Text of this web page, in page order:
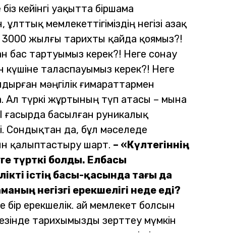
кейінгі уақытта біршама
мемлекеттігіміздің негізі Қазақ
жылғы тарихты қайда қоямыз?!
бас тартуымыз керек?! Неге сонау
күшіне таласпауымыз керек?! Неге
мәңгілік ғимараттармен
Ал түркі жұртының түп атасы – мына
ғасырда басылған руникалық
Сондықтан да, бұл мәселеде
қалыптастыру шарт. – «Күлтегіннің
түрткі болды. Елбасы
істің басы-қасында тағы да
негізгі ерекшелігі неде еді?
ерекшелік. Қай мемлекет болсын
тарихымызды зерттеу мүмкін